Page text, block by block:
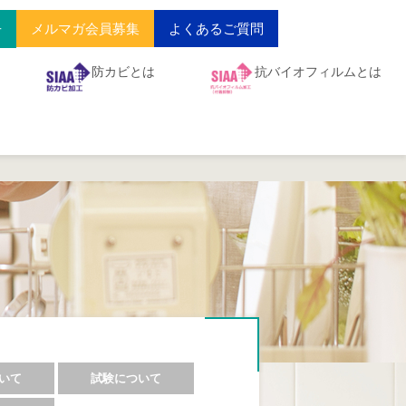
メルマガ会員募集 よくあるご質問
防カビとは 抗バイオフィルムとは
て 試験について